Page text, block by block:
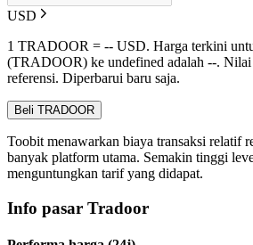
USD
1 TRADOOR = -- USD. Harga terkini
(TRADOOR) ke undefined adalah --. Nilai
referensi. Diperbarui baru saja.
Beli TRADOOR
Toobit menawarkan biaya transaksi relatif
banyak platform utama. Semakin tinggi
menguntungkan tarif yang didapat.
Info pasar Tradoor